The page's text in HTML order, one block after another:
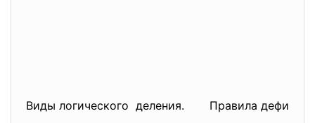
Виды логического деления.
Правила